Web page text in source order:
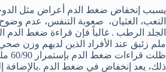
يسبب إنخفاض ضغط الدم أعراض مثل
التعب، الغثيان، صعوبة التنفس، عدم وضوح
ملم زئبق عند الأفراد الذين لديهم وزن
ظلت
ذلك، يعد إنخفاض في ضغط الدم .بالإضافة